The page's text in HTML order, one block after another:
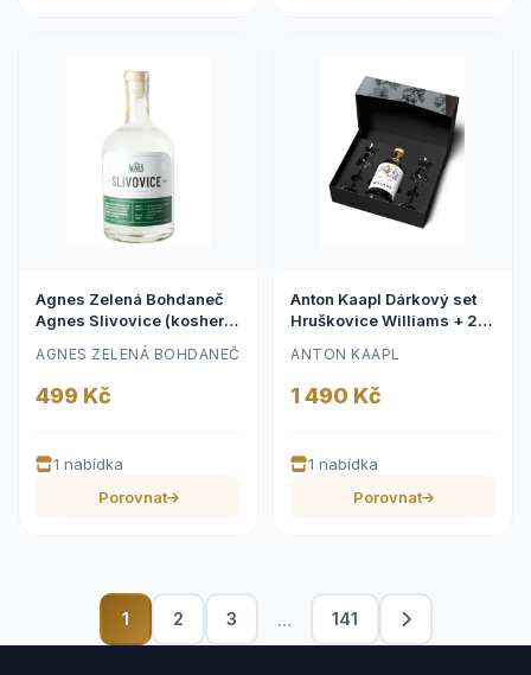
Agnes Zelená Bohdaneč
Agnes Slivovice (kosher)
AGNES ZELENÁ BOHDANEČ
499 Kč
1 nabídka
Porovnat
Anton Kaapl Dárkový set
Hruškovice Williams + 2
ANTON KAAPL
1 490 Kč
1 nabídka
Porovnat
1 2 3 ... 141